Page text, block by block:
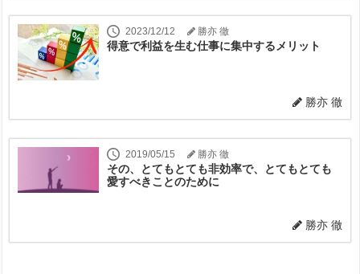
2023/12/12 勝亦 徹
得意で利益を生む仕事に集中するメリット
勝亦 徹
2019/05/15 勝亦 徹
その、とてもとても非効率で、とてもとても
愛すべきことのために
勝亦 徹